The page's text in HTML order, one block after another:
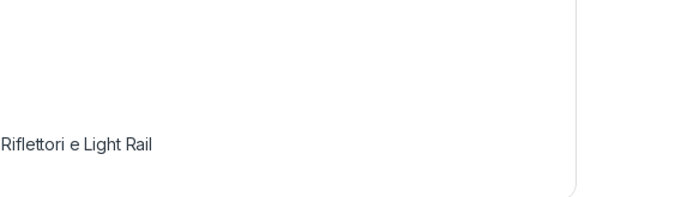
,Riflettori e Light Rail